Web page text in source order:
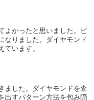
よかったと思いました。ビ
なりました。ダイヤモンド
ています。
ました。ダイヤモンドを査
出すパターン方法を包み隠